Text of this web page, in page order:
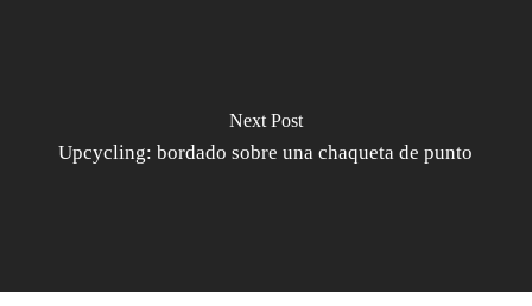
Next Post
Upcycling: bordado sobre una chaqueta de punto